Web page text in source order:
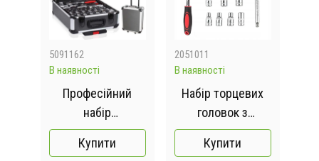
5091162
В наявності
Професійний
набір
інструментів у
валізі 408
Купити
2051011
В наявності
Набір торцевих
головок з
тріскачкою Ultra
(12 шт.) 1/4"
Купити